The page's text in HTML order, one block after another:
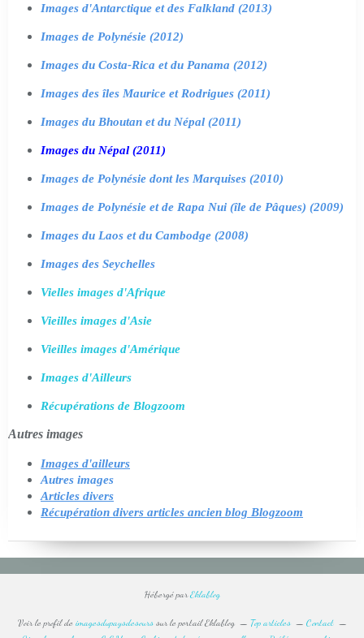
Images d'Antarctique et des Falkland (2013)
Images de Polynésie (2012)
Images du Costa-Rica et du Panama (2012)
Images des îles Maurice et Rodrigues (2011)
Images du Bhoutan et du Népal (2011)
Images du Népal (2011)
Images de Polynésie dont les Marquises (2010)
Images de Polynésie et de Rapa Nui (île de Pâques) (2009)
Images du Laos et du Cambodge (2008)
Images des Seychelles
Vielles images d'Afrique
Vieilles images d'Asie
Vieilles images d'Amérique
Images d'Ailleurs
Récupérations de Blogzoom
Autres images
Images d'ailleurs
Autres images
Articles divers
Récupération divers articles ancien blog Blogzoom
Hébergé parEklablog
Voir le profil de imagesdupaysdesourssur le portail Eklablog Top articles
Contact